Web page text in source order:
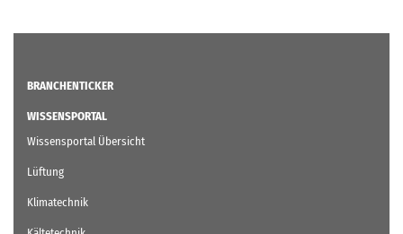
BRANCHENTICKER
WISSENSPORTAL
Wissensportal Übersicht
Lüftung
Klimatechnik